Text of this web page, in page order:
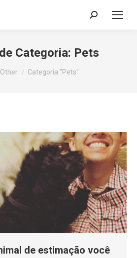
Search:
Categoria: Pets
aqui:
Other Categoria "Pets"
de estimação você